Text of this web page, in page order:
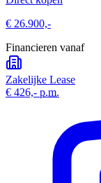
€ 26.900,-
Financieren vanaf
Zakelijke Lease
€ 426,- p.m.